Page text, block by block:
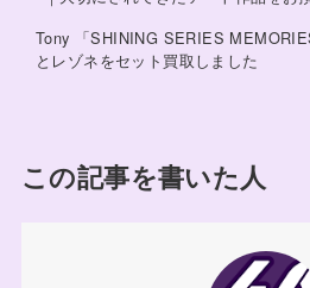
Tony 「SHINING SERIES
とレゾネをセット買取しました
この記事を書いた人